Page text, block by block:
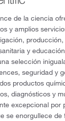
de la ciencia
y amplios
y
selección
seguridad y
productos
diagnósticos y
excepcional por
se enorgullece de